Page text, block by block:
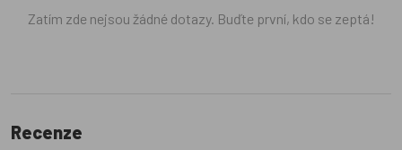
Zatím zde nejsou žádné dotazy. Buďte první, kdo se zeptá!
Recenze